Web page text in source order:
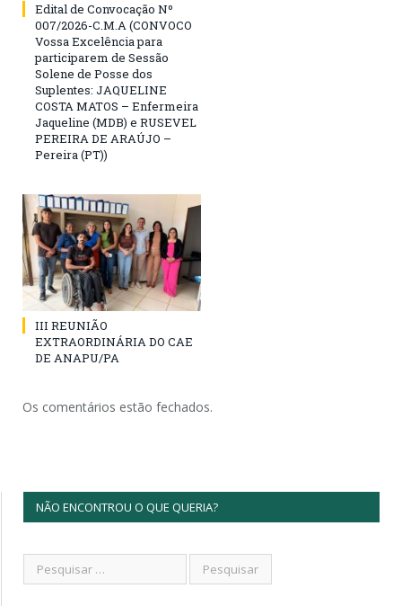
Edital de Convocação Nº
007/2026-C.M.A (CONVOCO
Vossa Excelência para
participarem de Sessão
Solene de Posse dos
Suplentes: JAQUELINE
COSTA MATOS – Enfermeira
Jaqueline (MDB) e RUSEVEL
PEREIRA DE ARAÚJO –
Pereira (PT))
III REUNIÃO
EXTRAORDINÁRIA DO CAE
DE ANAPU/PA
Os comentários estão fechados.
NÃO ENCONTROU O QUE QUERIA?